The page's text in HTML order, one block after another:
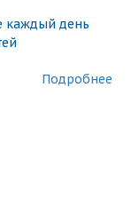
каждый день
Подробнее